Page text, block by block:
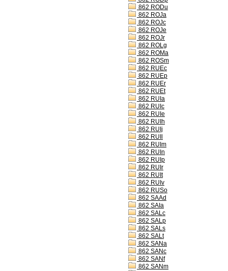
862 RODu
862 ROJa
862 ROJc
862 ROJe
862 ROJr
862 ROLg
862 ROMa
862 ROSm
862 RUEc
862 RUEp
862 RUEr
862 RUEt
862 RUIa
862 RUIc
862 RUIe
862 RUIh
862 RUIj
862 RUIl
862 RUIm
862 RUIn
862 RUIp
862 RUIr
862 RUIt
862 RUIv
862 RUSo
862 SAAd
862 SAIa
862 SALc
862 SALp
862 SALs
862 SALt
862 SANa
862 SANc
862 SANf
862 SANm